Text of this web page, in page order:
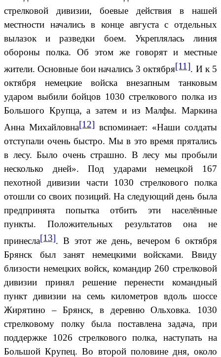
стрелковой дивизии, боевые действия в нашей
местности начались в конце августа с отдельных
вылазок и разведки боем. Укреплялась линия
обороны полка. Об этом же говорят и местные
жители. Основные бои начались 3 октября[11]. И к 5
октября немецкие войска внезапным танковым
ударом выбили бойцов 1030 стрелкового полка из
Большого Крупца, а затем и из Малфы. Маркина
Анна Михайловна[12] вспоминает: «Наши солдаты
отступали очень быстро. Мы в это время прятались
в лесу. Было очень страшно. В лесу мы пробыли
несколько дней». Под ударами немецкой 167
пехотной дивизии части 1030 стрелкового полка
отошли со своих позиций. На следующий день была
предпринята попытка отбить эти населённые
пункты. Положительных результатов она не
принесла[13]. В этот же день, вечером 6 октября
Брянск был занят немецкими войсками. Ввиду
близости немецких войск, командир 260 стрелковой
дивизии принял решение перенести командный
пункт дивизии на семь километров вдоль шоссе
Жирятино – Брянск, в деревню Ольховка. 1030
стрелковому полку была поставлена задача, при
поддержке 1026 стрелкового полка, наступать на
Большой Крупец. Во второй половине дня, около